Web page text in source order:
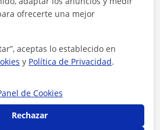
ofrecerte una mejor
aceptas lo establecido en
y Política de Privacidad.
de Cookies
Rechazar